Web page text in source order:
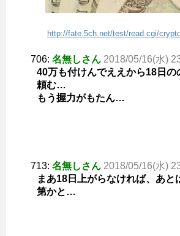
http://fate.5ch.net/test/read.cgi/
706: 名無しさん 2018/05/16(水)
40万も付けんでええから18日の
頼む…
もう握力がもたん…
713: 名無しさん 2018/05/16(水)
まあ18日上がらなければ、あと
第かと…